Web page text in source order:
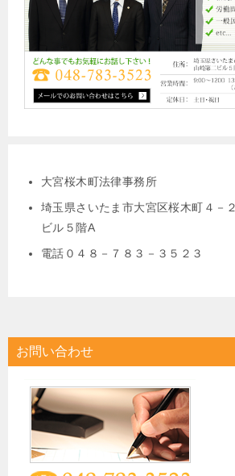
大宮桜木町法律事務所
埼玉県さいたま市大宮区桜木町４－
ビル５階A
電話０４８－７８３－３５２３
お問い合わせ